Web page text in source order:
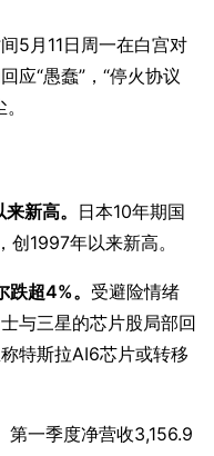
5月11日周一在白宫对
应“愚蠢”，“停火协议
新高。
日本10年期国
1997年以来新高。
超4%。 受避险情绪
与三星的芯片股局部回
特斯拉AI6芯片或转移
第一季度净营收3,156.9